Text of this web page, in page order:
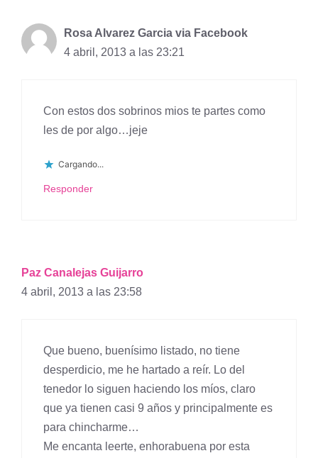
Rosa Alvarez Garcia via Facebook
4 abril, 2013 a las 23:21
Con estos dos sobrinos mios te partes como
les de por algo…jeje
Cargando...
Responder
Paz Canalejas Guijarro
4 abril, 2013 a las 23:58
Que bueno, buenísimo listado, no tiene
desperdicio, me he hartado a reír. Lo del
tenedor lo siguen haciendo los míos, claro
que ya tienen casi 9 años y principalmente es
para chincharme…
Me encanta leerte, enhorabuena por esta